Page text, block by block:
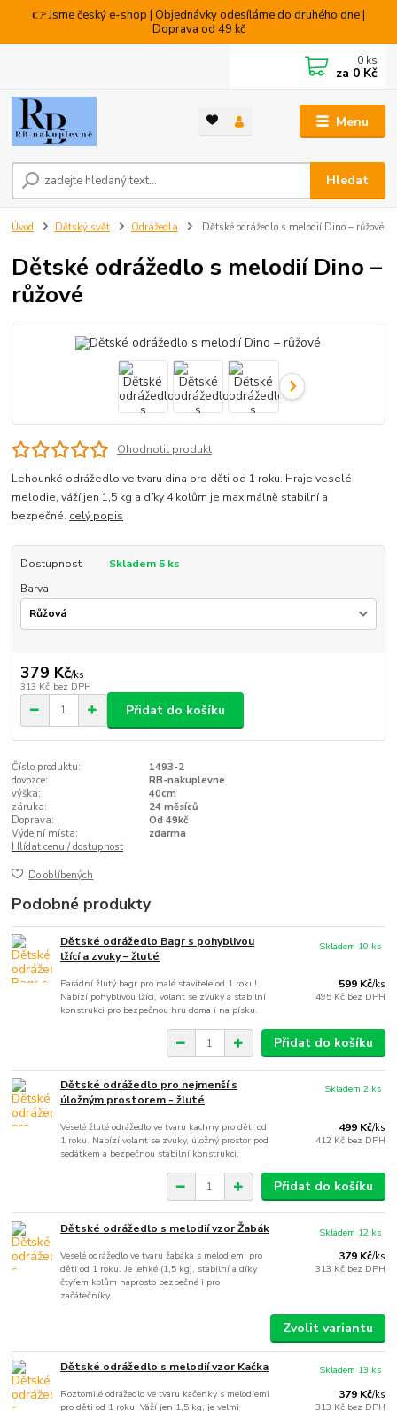
👉 Jsme český e-shop | Objednávky odesíláme do druhého dne |
Doprava od 49 kč
Menu
Hledat
0 ks
za 0 Kč
Úvod Dětský svět Odrážedla Dětské odrážedlo s melodií Dino – růžové
Dětské odrážedlo s melodií Dino –
růžové
Ohodnotit produkt
Lehounké odrážedlo ve tvaru dina pro děti od 1 roku. Hraje veselé
melodie, váží jen 1,5 kg a díky 4 kolům je maximálně stabilní a
bezpečné. celý popis
Dostupnost
Skladem 5 ks
Barva
379 Kč/ks
313 Kč bez DPH
Přidat do košíku
Číslo produktu:
1493-2
dovozce:
RB-nakuplevne
výška:
40cm
záruka:
24 měsíců
Doprava:
Od 49kč
Výdejní místa:
zdarma
Hlídat cenu / dostupnost
Do oblíbených
Podobné produkty
Dětské odrážedlo Bagr s pohyblivou
lžící a zvuky – žluté
Parádní žlutý bagr pro malé stavitele od 1 roku!
Nabízí pohyblivou lžíci, volant se zvuky a stabilní
konstrukci pro bezpečnou hru doma i na písku.
599 Kč/ks
495 Kč bez DPH
Skladem 10 ks
Přidat do košíku
Dětské odrážedlo pro nejmenší s
úložným prostorem - žluté
Veselé žluté odrážedlo ve tvaru kachny pro děti od
1 roku. Nabízí volant se zvuky, úložný prostor pod
sedátkem a bezpečnou stabilní konstrukci.
499 Kč/ks
412 Kč bez DPH
Skladem 2 ks
Přidat do košíku
Dětské odrážedlo s melodií vzor Žabák
Veselé odrážedlo ve tvaru žabáka s melodiemi pro
děti od 1 roku. Je lehké (1,5 kg), stabilní a díky
čtyřem kolům naprosto bezpečné i pro
začátečníky.
379 Kč/ks
313 Kč bez DPH
Skladem 12 ks
Zvolit variantu
Dětské odrážedlo s melodií vzor Kačka
Roztomilé odrážedlo ve tvaru kačenky s melodiemi
pro děti od 1 roku. Váží jen 1,5 kg, je velmi
379 Kč/ks
313 Kč bez DPH
Skladem 13 ks